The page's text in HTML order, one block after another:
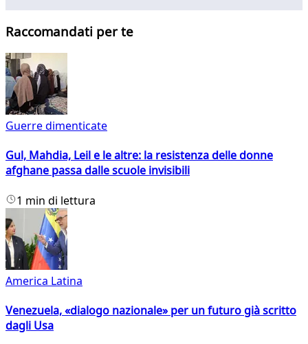
Raccomandati per te
Guerre dimenticate
Gul, Mahdia, Leil e le altre: la resistenza delle donne
afghane passa dalle scuole invisibili
1 min di lettura
America Latina
Venezuela, «dialogo nazionale» per un futuro già scritto
dagli Usa